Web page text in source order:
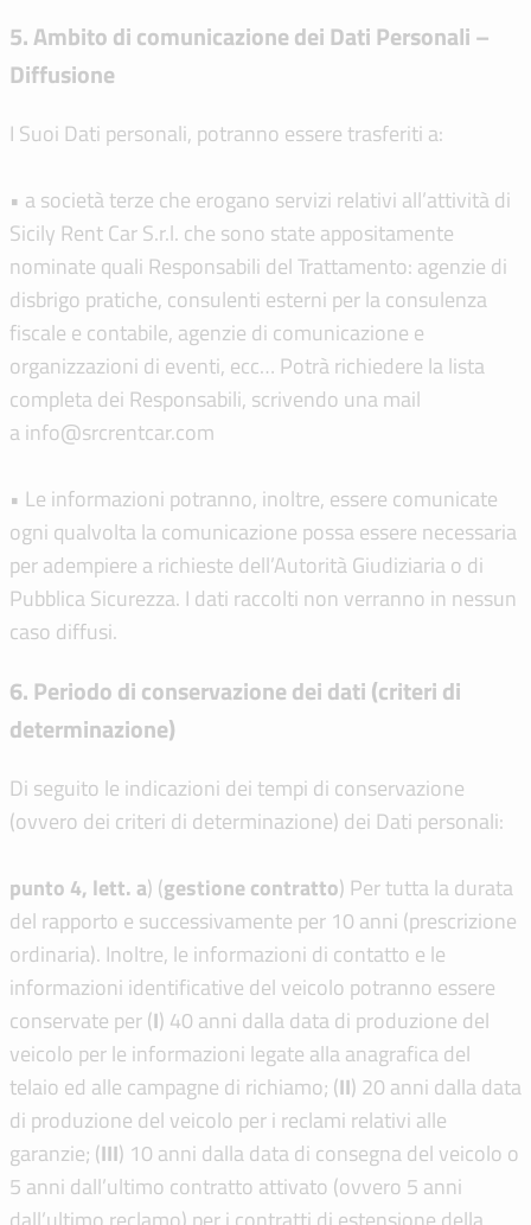
5. Ambito di comunicazione dei Dati Personali –
Diffusione
I Suoi Dati personali, potranno essere trasferiti a:
• a società terze che erogano servizi relativi all’attività di
Sicily Rent Car S.r.l. che sono state appositamente
nominate quali Responsabili del Trattamento: agenzie di
disbrigo pratiche, consulenti esterni per la consulenza
fiscale e contabile, agenzie di comunicazione e
organizzazioni di eventi, ecc… Potrà richiedere la lista
completa dei Responsabili, scrivendo una mail
a info@srcrentcar.com
• Le informazioni potranno, inoltre, essere comunicate
ogni qualvolta la comunicazione possa essere necessaria
per adempiere a richieste dell’Autorità Giudiziaria o di
Pubblica Sicurezza. I dati raccolti non verranno in nessun
caso diffusi.
6. Periodo di conservazione dei dati (criteri di
determinazione)
Di seguito le indicazioni dei tempi di conservazione
(ovvero dei criteri di determinazione) dei Dati personali:
punto 4, lett. a) (gestione contratto) Per tutta la durata
del rapporto e successivamente per 10 anni (prescrizione
ordinaria). Inoltre, le informazioni di contatto e le
informazioni identificative del veicolo potranno essere
conservate per (I) 40 anni dalla data di produzione del
veicolo per le informazioni legate alla anagrafica del
telaio ed alle campagne di richiamo; (II) 20 anni dalla data
di produzione del veicolo per i reclami relativi alle
garanzie; (III) 10 anni dalla data di consegna del veicolo o
5 anni dall’ultimo contratto attivato (ovvero 5 anni